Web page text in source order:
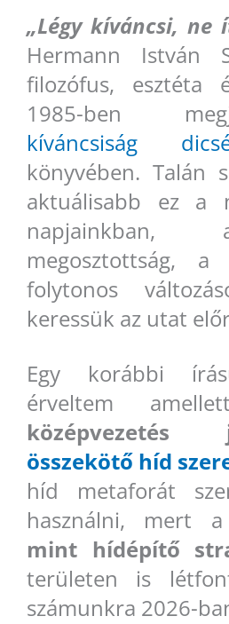
„Légy kíváncsi, ne
Hermann István
filozófus, esztéta
1985-ben
kíváncsiság
könyvében. Talán
aktuálisabb ez a
megosztottság,
folytonos
keressük az utat
Egy korábbi
érveltem
összekötő híd
híd metaforát
használni, mert a
mint hídépítő
területen is
számunkra 2026-